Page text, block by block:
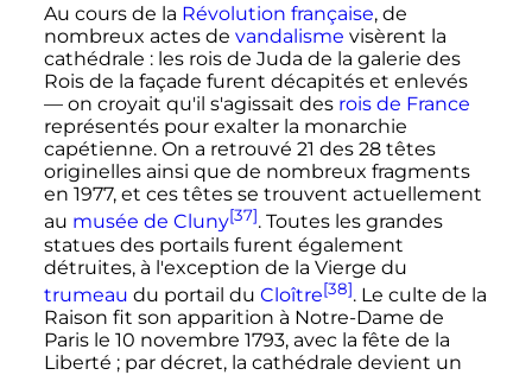
Au cours de la Révolution française, de
nombreux actes de vandalisme visèrent la
cathédrale : les rois de Juda de la galerie des
Rois de la façade furent décapités et enlevés
— on croyait qu'il s'agissait des rois de France
représentés pour exalter la monarchie
capétienne. On a retrouvé 21 des 28 têtes
originelles ainsi que de nombreux fragments
en 1977, et ces têtes se trouvent actuellement
au musée de Cluny[37]. Toutes les grandes
statues des portails furent également
détruites, à l'exception de la Vierge du
trumeau du portail du Cloître[38]. Le culte de la
Raison fit son apparition à Notre-Dame de
Paris le 10 novembre 1793, avec la fête de la
Liberté ; par décret, la cathédrale devient un